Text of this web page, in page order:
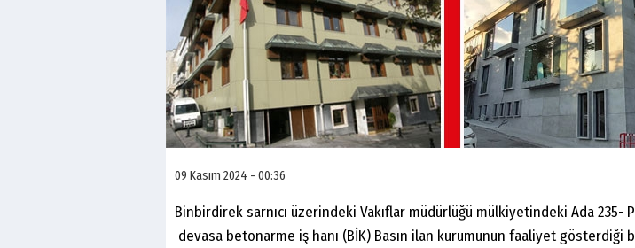
09 Kasım 2024 - 00:36
Binbirdirek sarnıcı üzerindeki Vakıflar müdürlüğü mülkiyetindeki Ada 235-
devasa betonarme iş hanı (BİK) Basın ilan kurumunun faaliyet gösterdiği